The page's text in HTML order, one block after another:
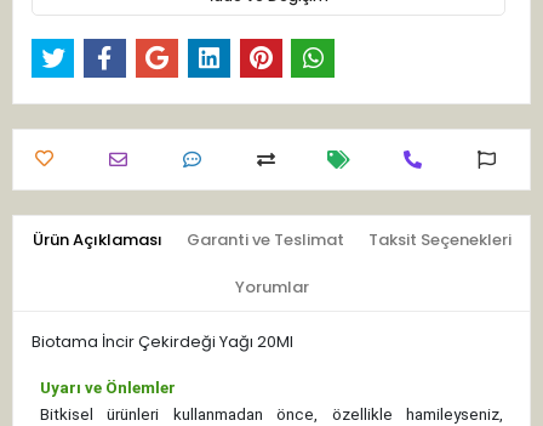
Ürün Açıklaması Garanti ve Teslimat Taksit Seçenekleri
Yorumlar
Biotama İncir Çekirdeği Yağı 20Ml
Uyarı ve Önlemler
Bitkisel ürünleri kullanmadan önce, özellikle hamileyseniz,